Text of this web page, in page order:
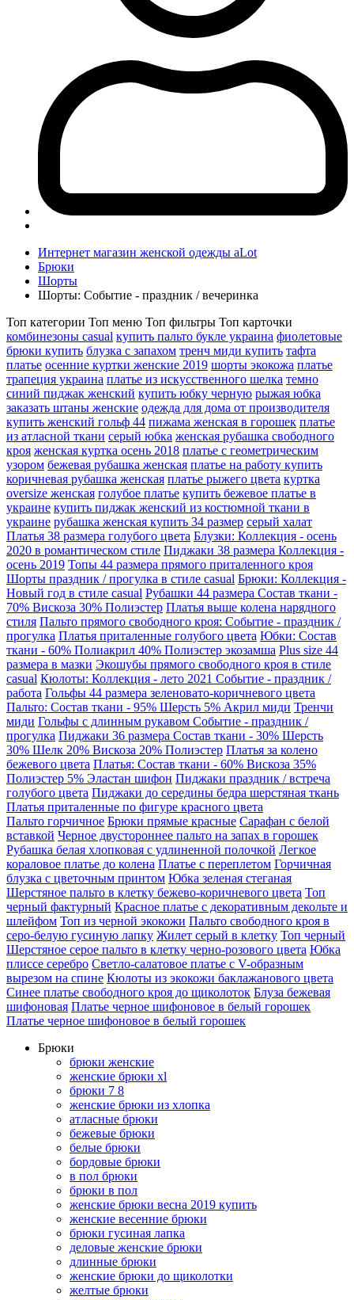
Интернет магазин женской одежды aLot
Брюки
Шорты
Шорты: Событие - праздник / вечеринка
Топ категории Топ меню Топ фильтры Топ карточки
комбинезоны casual купить пальто букле украина фиолетовые
брюки купить блузка с запахом тренч миди купить тафта
платье осенние куртки женские 2019 шорты экокожа платье
трапеция украина платье из искусственного шелка темно
синий пиджак женский купить юбку черную рыжая юбка
заказать штаны женские одежда для дома от производителя
купить женский гольф 44 пижама женская в горошек платье
из атласной ткани серый юбка женская рубашка свободного
кроя женская куртка осень 2018 платье с геометрическим
узором бежевая рубашка женская платье на работу купить
коричневая рубашка женская платье рыжего цвета куртка
oversize женская голубое платье купить бежевое платье в
украине купить пиджак женский из костюмной ткани в
украине рубашка женская купить 34 размер серый халат
Платья 38 размера голубого цвета Блузки: Коллекция - осень
2020 в романтическом стиле Пиджаки 38 размера Коллекция -
осень 2019 Топы 44 размера прямого приталенного кроя
Шорты праздник / прогулка в стиле casual Брюки: Коллекция -
Новый год в стиле casual Рубашки 44 размера Состав ткани -
70% Вискоза 30% Полиэстер Платья выше колена нарядного
стиля Пальто прямого свободного кроя: Событие - праздник /
прогулка Платья приталенные голубого цвета Юбки: Состав
ткани - 60% Полиакрил 40% Полиэстер экозамша Plus size 44
размера в мазки Экошубы прямого свободного кроя в стиле
casual Кюлоты: Коллекция - лето 2021 Событие - праздник /
работа Гольфы 44 размера зеленовато-коричневого цвета
Пальто: Состав ткани - 95% Шерсть 5% Акрил миди Тренчи
миди Гольфы с длинным рукавом Событие - праздник /
прогулка Пиджаки 36 размера Состав ткани - 30% Шерсть
30% Шелк 20% Вискоза 20% Полиэстер Платья за колено
бежевого цвета Платья: Состав ткани - 60% Вискоза 35%
Полиэстер 5% Эластан шифон Пиджаки праздник / встреча
голубого цвета Пиджаки до середины бедра шерстяная ткань
Платья приталенные по фигуре красного цвета
Пальто горчичное Брюки прямые красные Сарафан с белой
вставкой Черное двустороннее пальто на запах в горошек
Рубашка белая хлопковая с удлиненной полочкой Легкое
кораловое платье до колена Платье с переплетом Горчичная
блузка с цветочным принтом Юбка зеленая стеганая
Шерстяное пальто в клетку бежево-коричневого цвета Топ
черный фактурный Красное платье с декоративным декольте и
шлейфом Топ из черной экокожи Пальто свободного кроя в
серо-белую гусиную лапку Жилет серый в клетку Топ черный
Шерстяное серое пальто в клетку черно-розового цвета Юбка
плиссе серебро Светло-салатовое платье с V-образным
вырезом на спине Кюлоты из экокожи баклажанового цвета
Синее платье свободного кроя до щиколоток Блуза бежевая
шифоновая Платье черное шифоновое в белый горошек
Платье черное шифоновое в белый горошек
Брюки
брюки женские
женские брюки xl
брюки 7 8
женские брюки из хлопка
атласные брюки
бежевые брюки
белые брюки
бордовые брюки
в пол брюки
брюки в пол
женские брюки весна 2019 купить
женские весенние брюки
брюки гусиная лапка
деловые женские брюки
длинные брюки
женские брюки до щиколотки
желтые брюки